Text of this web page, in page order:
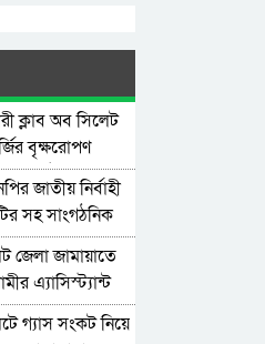
ক্লাব অব সিলেট
বৃক্ষরোপণ
অনুষ্ঠিত
জাতীয় নির্বাহী
সহ সাংগঠনিক
মিফতাহ্
বলেছেন
জেলা জামায়াতে
এ্যাসিস্ট্যান্ট
অধ্যক্ষ নজরুল
বলেছেন
গ্যাস সংকট নিয়ে